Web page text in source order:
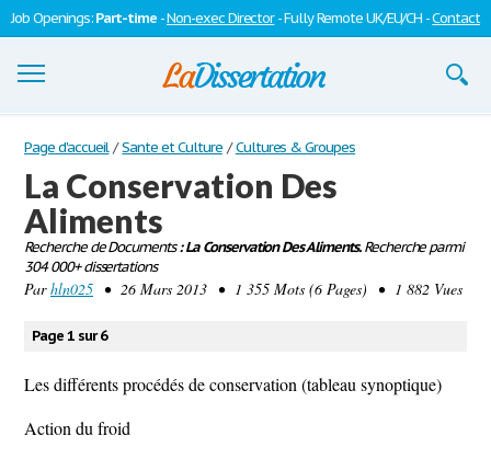
Job Openings:Part-time -Non-exec Director- Fully Remote UK/EU/CH -Contact
Dissertations
S'inscrire
Se connecter
Contactez-nous
Page d'accueil / Sante et Culture / Cultures & Groupes
La Conservation Des
Aliments
Recherche de Documents: La Conservation Des Aliments.Recherche parmi
304 000+ dissertations
Parhln025 • 26 Mars 2013 • 1 355 Mots (6 Pages) • 1 882 Vues
Page 1 sur 6
Les différents procédés de conservation (tableau synoptique)
Action du froid